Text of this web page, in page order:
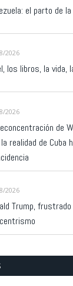
el parto de la
2026
los libros, la vida,
2026
de
realidad de Cuba
2026
Trump,